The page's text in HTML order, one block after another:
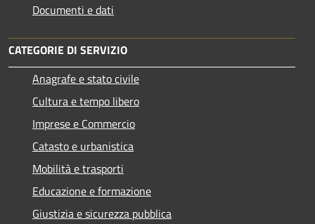
Documenti e dati
CATEGORIE DI SERVIZIO
Anagrafe e stato civile
Cultura e tempo libero
Imprese e Commercio
Catasto e urbanistica
Mobilità e trasporti
Educazione e formazione
Giustizia e sicurezza pubblica